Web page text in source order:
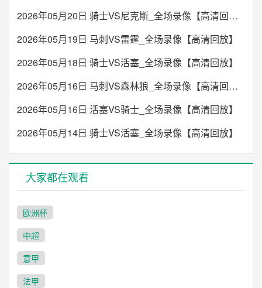
2026年05月20日 骑士VS尼克斯_全场录像【高清回放】
2026年05月19日 马刺VS雷霆_全场录像【高清回放】
2026年05月18日 骑士VS活塞_全场录像【高清回放】
2026年05月16日 马刺VS森林狼_全场录像【高清回放】
2026年05月16日 活塞VS骑士_全场录像【高清回放】
2026年05月14日 骑士VS活塞_全场录像【高清回放】
大家都在观看
欧洲杯
中超
意甲
法甲